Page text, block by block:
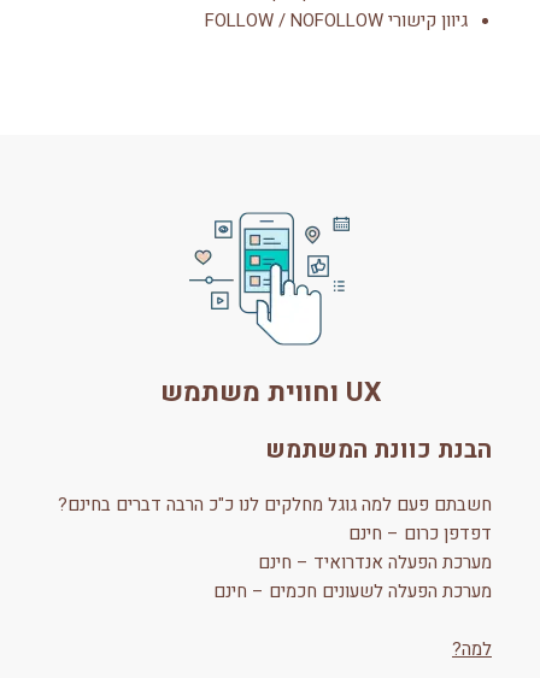
גיוון קישורי FOLLOW / NOFOLLOW
UX וחווית משתמש
הבנת כוונת המשתמש
חשבתם פעם למה גוגל מחלקים לנו כ"כ הרבה דברים בחינם?
דפדפן כרום – חינם
מערכת הפעלה אנדרואיד – חינם
מערכת הפעלה לשעונים חכמים – חינם
למה?